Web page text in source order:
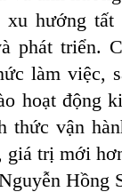
hướng tất
phát triển.
làm việc,
hoạt động
thức vận
giá trị mới
Hồng